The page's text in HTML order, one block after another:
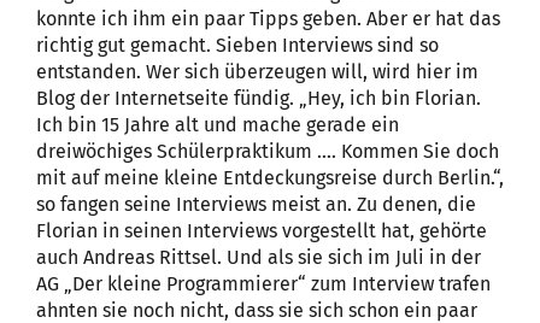
konnte ich ihm ein paar Tipps geben. Aber er hat das
richtig gut gemacht. Sieben Interviews sind so
entstanden. Wer sich überzeugen will, wird hier im
Blog der Internetseite fündig. „Hey, ich bin Florian.
Ich bin 15 Jahre alt und mache gerade ein
dreiwöchiges Schülerpraktikum …. Kommen Sie doch
mit auf meine kleine Entdeckungsreise durch Berlin.“,
so fangen seine Interviews meist an. Zu denen, die
Florian in seinen Interviews vorgestellt hat, gehörte
auch Andreas Rittsel. Und als sie sich im Juli in der
AG „Der kleine Programmierer“ zum Interview trafen
ahnten sie noch nicht, dass sie sich schon ein paar